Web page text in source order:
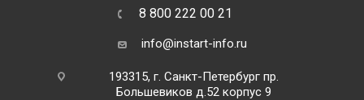
8 800 222 00 21
info@instart-info.ru
193315, г. Санкт-Петербург пр.
Большевиков д.52 корпус 9